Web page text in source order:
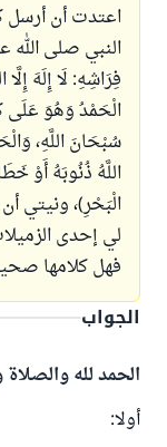
اعتدت أن أرسل
النبي صلى
فِرَاشِهِ: لَا إِلَهَ
الْحَمْدُ وَهُوَ عَلَى
سُبْحَانَ اللَّهِ،
اللَّهُ ذُنُوبَهُ أَوْ
الْبَحْرِ)، ونيتي
لي إحدى
فهل كلامها
الجواب
الحمد لله
أولا: